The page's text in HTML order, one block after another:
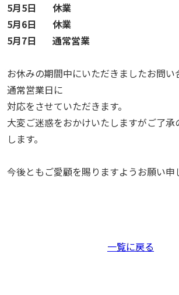
5月5日 休業
5月6日 休業
5月7日 通常営業
お休みの期間中にいただきましたお問い
通常営業日に
対応をさせていただきます。
大変ご迷惑をおかけいたしますがご了承
します。
今後ともご愛顧を賜りますようお願い申
一覧に戻る